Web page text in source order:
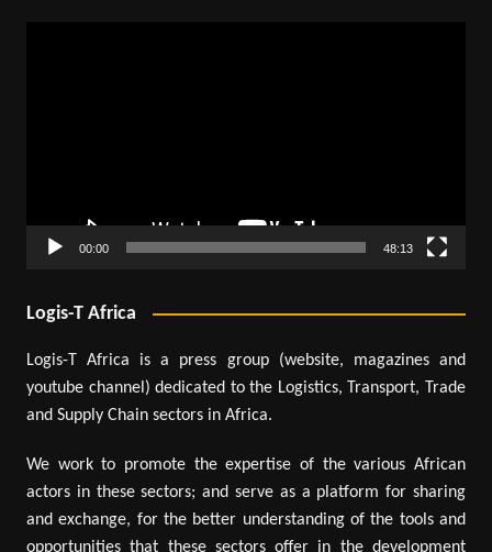
00:00 48:13
Logis-T Africa
Logis-T Africa is a press group (website, magazines and
youtube channel) dedicated to the Logistics, Transport, Trade
and Supply Chain sectors in Africa.
We work to promote the expertise of the various African
actors in these sectors; and serve as a platform for sharing
and exchange, for the better understanding of the tools and
opportunities that these sectors offer in the development